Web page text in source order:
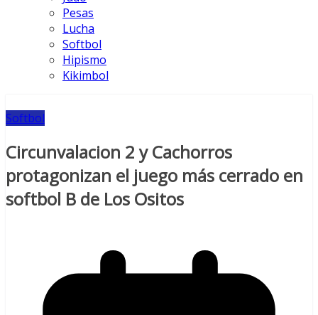
Pesas
Lucha
Softbol
Hipismo
Kikimbol
Softbol
Circunvalacion 2 y Cachorros
protagonizan el juego más cerrado en
softbol B de Los Ositos